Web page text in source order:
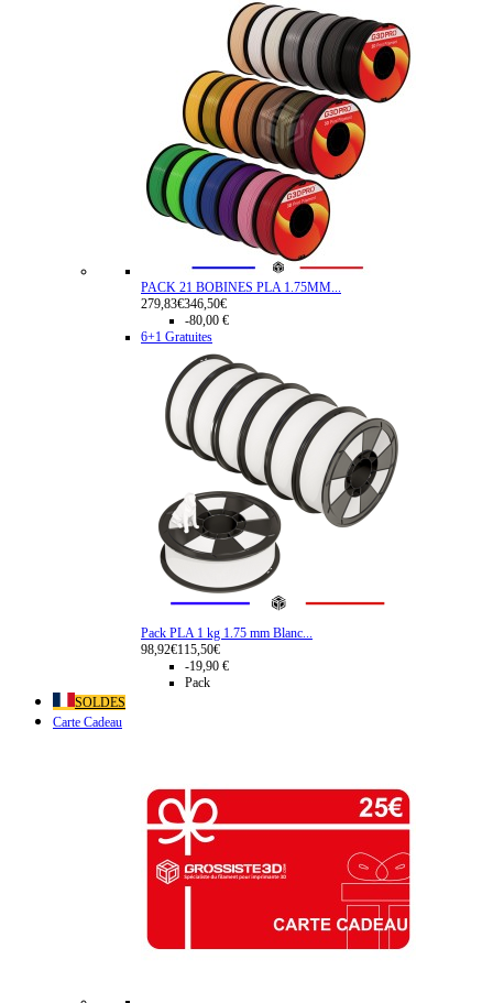
PACK 21 BOBINES PLA 1.75MM...
279,83€346,50€
-80,00 €
6+1 Gratuites
Pack PLA 1 kg 1.75 mm Blanc...
98,92€115,50€
-19,90 €
Pack
SOLDES
Carte Cadeau